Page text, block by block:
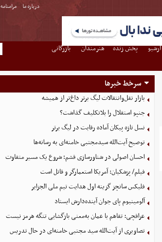
درباره ما مرامنامه
آرشیو پخش زنده هنرمندان
بازرگانی
سرخط خبرها
بازار نقل‌وانتقالات لیگ برتر داغ‌تر از همیشه
جنپو استقلال را بلاتکلیف گذاشت؟
نسل تازه پیکان آماده رقابت در لیگ برتر
توصیح آیت‌الله سیدمجتبی خامنه‌ای به رسانه‌ها
احسان اصولی در شناورسازی قشم؛ شروع یک مسیر متفاوت
فیلم/ پزشکیان: آمریکا استعمارگر و قاتل است
فلیکس سانچز گزینه اول هدایت تیم ملی الجزایر
آلومینیوم پای جوان آینده‌دارش ایستاد
عراقچی: تفاهم با عمان به‌معنی بازگشایی تنگه هرمز نیست
تصاویری از آیت‌الله سید مجتبی خامنه‌ای در حال تدریس